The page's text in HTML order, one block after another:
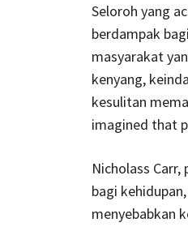
Seloroh yang
berdampak
masyarakat
kenyang,
kesulitan
imagined that
Nicholass
bagi
menyebabkan